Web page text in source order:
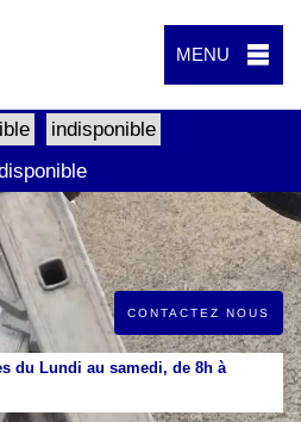
MENU
indisponible
CONTACTEZ NOUS
du Lundi au samedi, de 8h à